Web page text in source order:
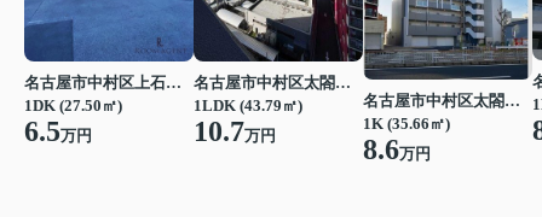
名古屋市中村区上石川町４丁目
1DK (27.50㎡)
6.5万円
名古屋市中村区太閤通３丁目
1LDK (43.79㎡)
10.7万円
名古屋市中村区太閤通３丁目
1K (35.66㎡)
8.6万円